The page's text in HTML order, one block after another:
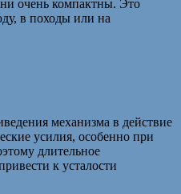
очень компактны. Это
в походы или на
механизма в действие
усилия, особенно при
длительное
к усталости